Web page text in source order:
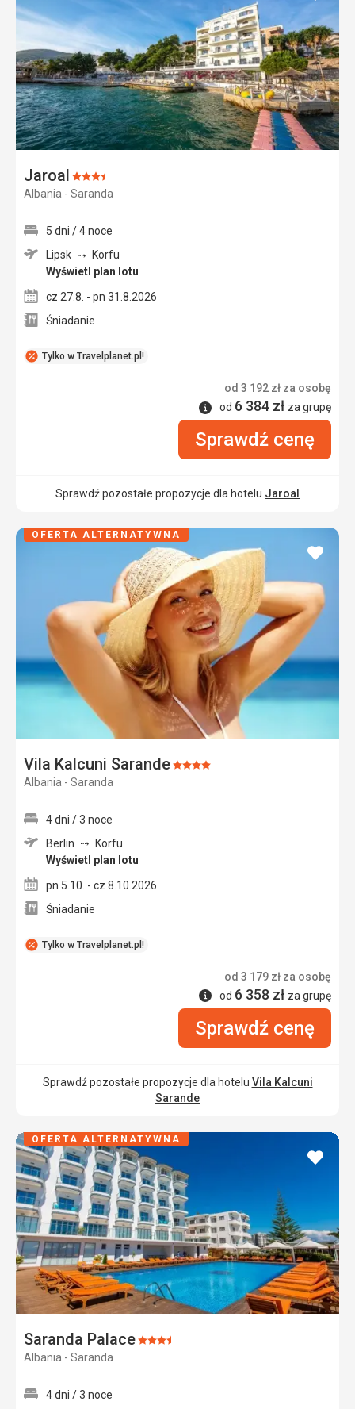
Jaroal Ocena:
3.5/5
Albania - Saranda
Tylko w Travelplanet.pl!
5 dni / 4 noce
Lipsk
Korfu
Wyświetl plan lotu
cz 27.8. - pn 31.8.2026
Śniadanie
od 3 192 zł za osobę
Informacje
od 6 384 zł za grupę
Sprawdź cenę
Sprawdź pozostałe propozycje dla hotelu Jaroal
Vila Kalcuni SarandeOcena:
Albania - Saranda
dodaj
Tylko w Travelplanet.pl!
4 dni / 3 noce
Berlin
Korfu
Wyświetl plan lotu
pn 5.10. - cz 8.10.2026
Śniadanie
od 3 179 zł za osobę
Informacje
od 6 358 zł za grupę
Sprawdź cenę
Sprawdź pozostałe propozycje dla hotelu Vila Kalcuni
Sarande
OFERTA ALTERNATYWNA
Saranda PalaceOcena:
Albania - Saranda
dodaj
4 dni / 3 noce
OFERTA ALTERNATYWNA